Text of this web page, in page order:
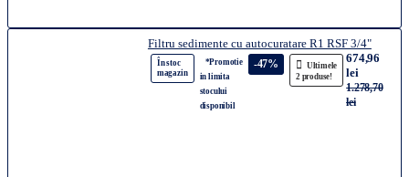
Filtru sedimente cu autocuratare R1 RSF 3/4"
Ultimele
2 produse!
În stoc
magazin
*Promotie
in limita
stocului
disponibil
-47%
674,96
lei
1.278,70
lei